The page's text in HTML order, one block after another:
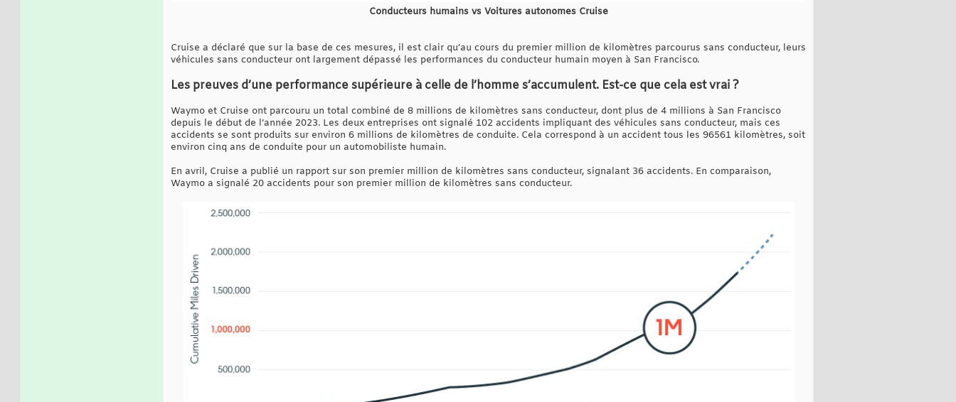
Conducteurs humains vs Voitures autonomes Cruise
Cruise a déclaré que sur la base de ces mesures, il est clair qu’au cours du premier million de kilomètres parcourus sans conducteur, leurs
véhicules sans conducteur ont largement dépassé les performances du conducteur humain moyen à San Francisco.
Les preuves d’une performance supérieure à celle de l’homme s’accumulent. Est-ce que cela est vrai ?
Waymo et Cruise ont parcouru un total combiné de 8 millions de kilomètres sans conducteur, dont plus de 4 millions à San Francisco
depuis le début de l’année 2023. Les deux entreprises ont signalé 102 accidents impliquant des véhicules sans conducteur, mais ces
accidents se sont produits sur environ 6 millions de kilomètres de conduite. Cela correspond à un accident tous les 96561 kilomètres, soit
environ cinq ans de conduite pour un automobiliste humain.
En avril, Cruise a publié un rapport sur son premier million de kilomètres sans conducteur, signalant 36 accidents. En comparaison,
Waymo a signalé 20 accidents pour son premier million de kilomètres sans conducteur.